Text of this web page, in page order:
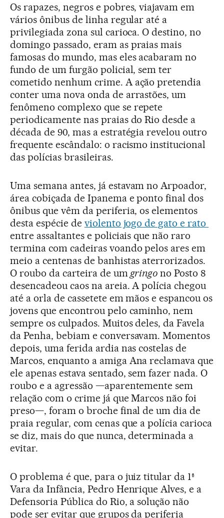
Os rapazes, negros e pobres, viajavam em
vários ônibus de linha regular até a
privilegiada zona sul carioca. O destino, no
domingo passado, eram as praias mais
famosas do mundo, mas eles acabaram no
fundo de um furgão policial, sem ter
cometido nenhum crime. A ação pretendia
conter uma nova onda de arrastões, um
fenômeno complexo que se repete
periodicamente nas praias do Rio desde a
década de 90, mas a estratégia revelou outro
frequente escândalo: o racismo institucional
das polícias brasileiras.
Uma semana antes, já estavam no Arpoador,
área cobiçada de Ipanema e ponto final dos
ônibus que vêm da periferia, os elementos
desta espécie de violento jogo de gato e rato
entre assaltantes e policiais que não raro
termina com cadeiras voando pelos ares em
meio a centenas de banhistas aterrorizados.
O roubo da carteira de um gringo no Posto 8
desencadeou caos na areia. A polícia chegou
até a orla de cassetete em mãos e espancou os
jovens que encontrou pelo caminho, nem
sempre os culpados. Muitos deles, da Favela
da Penha, bebiam e conversavam. Momentos
depois, uma ferida ardia nas costelas de
Marcos, enquanto a amiga Ana reclamava que
ele apenas estava sentado, sem fazer nada. O
roubo e a agressão —aparentemente sem
relação com o crime já que Marcos não foi
preso—, foram o broche final de um dia de
praia regular, com cenas que a polícia carioca
se diz, mais do que nunca, determinada a
evitar.
O problema é que, para o juiz titular da 1ª
Vara da Infância, Pedro Henrique Alves, e a
Defensoria Pública do Rio, a solução não
pode ser evitar que grupos da periferia